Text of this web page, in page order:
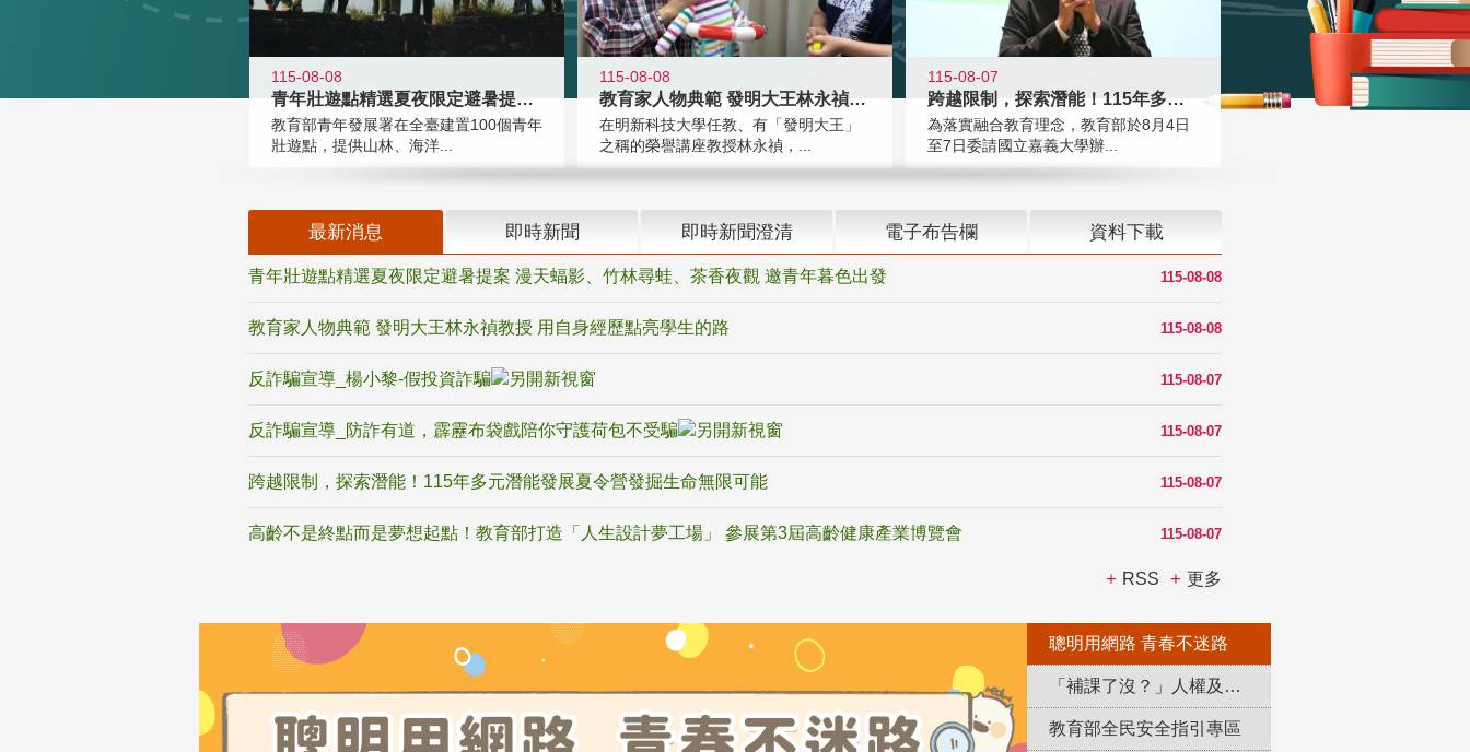
115-08-08
青年壯遊點精選夏夜限定避暑提案 漫
教育部青年發展署在全臺建置100個青年
壯遊點，提供山林、海洋...
115-08-08
教育家人物典範 發明大王林永禎教授
在明新科技大學任教、有「發明大王」
之稱的榮譽講座教授林永禎，...
115-08-07
跨越限制，探索潛能！115年多元潛
為落實融合教育理念，教育部於8月4日
至7日委請國立嘉義大學辦...
最新消息 即時新聞 即時新聞澄清 電子布告欄 資料下載
115-08-08
青年壯遊點精選夏夜限定避暑提案 漫天蝠影、竹林尋蛙、茶香夜觀 邀青年暮色出發
115-08-08
教育家人物典範 發明大王林永禎教授 用自身經歷點亮學生的路
115-08-07
反詐騙宣導_楊小黎-假投資詐騙
115-08-07
反詐騙宣導_防詐有道，霹靂布袋戲陪你守護荷包不受騙
115-08-07
跨越限制，探索潛能！115年多元潛能發展夏令營發掘生命無限可能
115-08-07
高齡不是終點而是夢想起點！教育部打造「人生設計夢工場」 參展第3屆高齡健康產業博覽會
RSS 更多
聰明用網路 青春不迷路
「補課了沒？」人權及轉型正義教育專區
教育部全民安全指引專區